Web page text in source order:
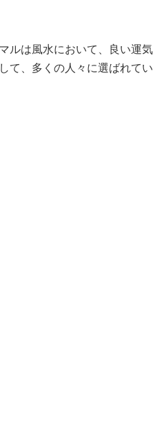
ルは風水において、良い運気
て、多くの人々に選ばれてい